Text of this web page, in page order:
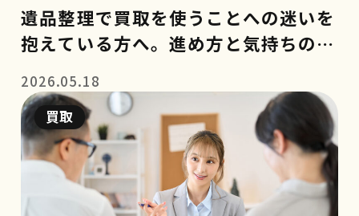
遺品整理で買取を使うことへの迷いを
抱えている方へ。進め方と気持ちの整
2026.05.18
買取